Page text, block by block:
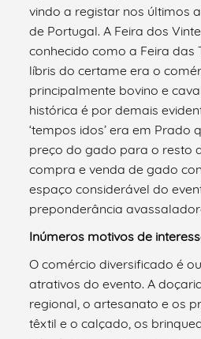
vindo a registar nos últimos
de Portugal. A Feira dos
conhecido como a Feira das
líbris do certame era o
principalmente bovino e
histórica é por demais
‘tempos idos’ era em Prado
preço do gado para o resto
compra e venda de gado
espaço considerável do
preponderância
Inúmeros motivos de
O comércio diversificado é
atrativos do evento. A
regional, o artesanato e os
têxtil e o calçado, os